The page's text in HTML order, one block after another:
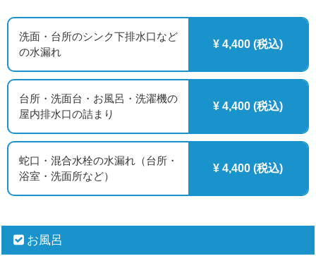
洗面・台所のシンク下排水口など
の水漏れ
¥ 4,400 (税込)
台所・洗面台・お風呂・洗濯機の
屋内排水口の詰まり
¥ 4,400 (税込)
蛇口・混合水栓の水漏れ（台所・
浴室・洗面所など）
¥ 4,400 (税込)
お風呂